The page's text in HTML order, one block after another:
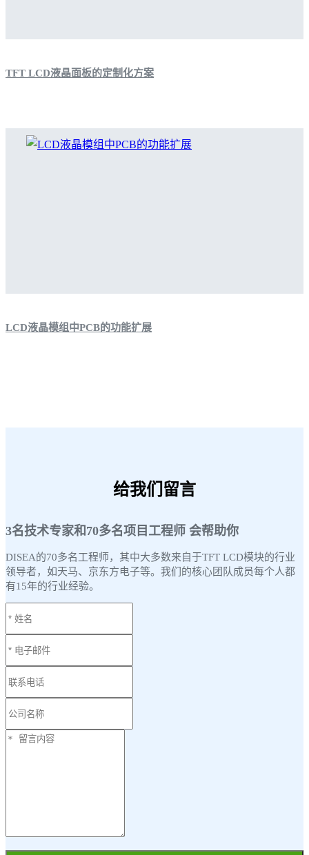
TFT LCD液晶面板的定制化方案
LCD液晶模组中PCB的功能扩展
给我们留言
3名技术专家和70多名项目工程师 会帮助你
DISEA的70多名工程师，其中大多数来自于TFT LCD模块的行业
领导者，如天马、京东方电子等。我们的核心团队成员每个人都
有15年的行业经验。